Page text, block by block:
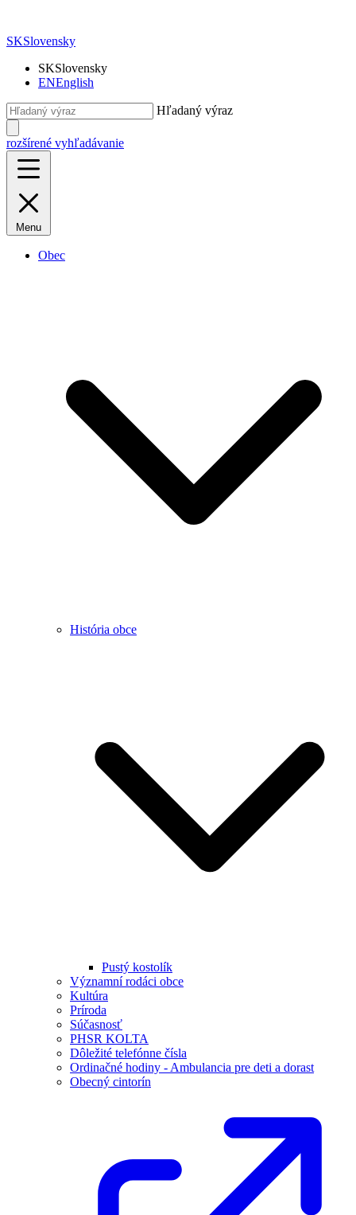
SKSlovensky
SKSlovensky
ENEnglish
Hľadaný výraz
rozšírené vyhľadávanie
Menu
Obec
História obce
Pustý kostolík
Významní rodáci obce
Kultúra
Príroda
Súčasnosť
PHSR KOLTA
Dôležité telefónne čísla
Ordinačné hodiny - Ambulancia pre deti a dorast
Obecný cintorín